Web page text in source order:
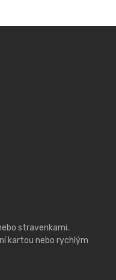
stravenkami.
kartou nebo rychlým